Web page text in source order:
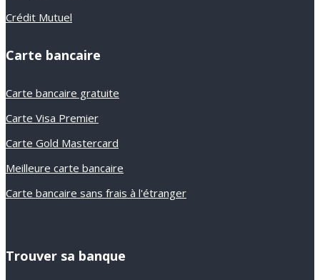
Crédit Mutuel
Carte bancaire
Carte bancaire gratuite
Carte Visa Premier
Carte Gold Mastercard
Meilleure carte bancaire
Carte bancaire sans frais à l'étranger
Trouver sa banque